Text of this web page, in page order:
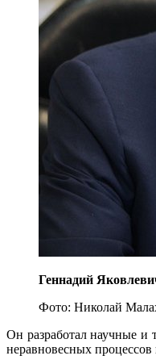
Геннадий
Фото: Николай
Он разработал научные и
неравновесных